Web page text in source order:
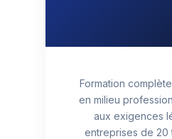
Formation
en milieu
aux exigences
entreprises de 20